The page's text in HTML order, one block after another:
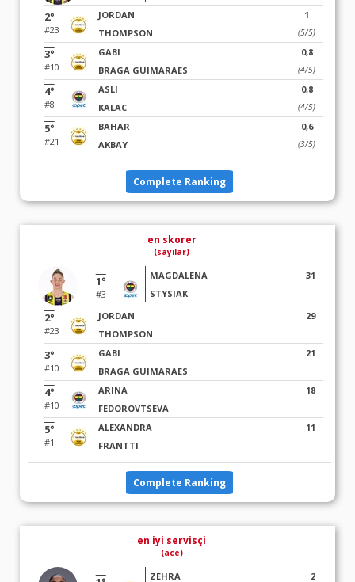
2°
#23
JORDAN
THOMPSON
1
(5/5)
3°
#10
GABI
BRAGA GUIMARAES
0,8
(4/5)
4°
#8
ASLI
KALAC
0,8
(4/5)
5°
#21
BAHAR
AKBAY
0,6
(3/5)
Complete Ranking
en skorer
(sayılar)
1°
#3
MAGDALENA
STYSIAK
31
2°
#23
JORDAN
THOMPSON
29
3°
#10
GABI
BRAGA GUIMARAES
21
4°
#10
ARINA
FEDOROVTSEVA
18
5°
#1
ALEXANDRA
FRANTTI
11
Complete Ranking
en iyi servisçi
(ace)
ZEHRA 2